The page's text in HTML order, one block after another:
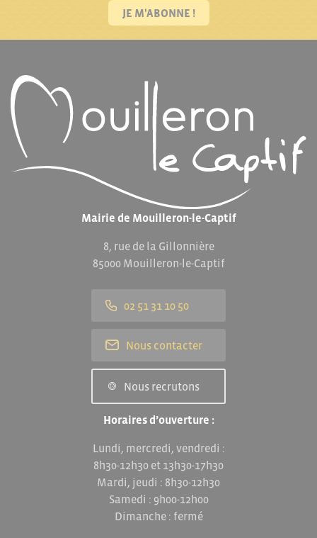
JE M'ABONNE !
Mairie de Mouilleron-le-Captif
8, rue de la Gillonnière
85000 Mouilleron-le-Captif
02 51 31 10 50
Nous contacter
Nous recrutons
Horaires d’ouverture :
Lundi, mercredi, vendredi :
8h30-12h30 et 13h30-17h30
Mardi, jeudi : 8h30-12h30
Samedi : 9h00-12h00
Dimanche : fermé